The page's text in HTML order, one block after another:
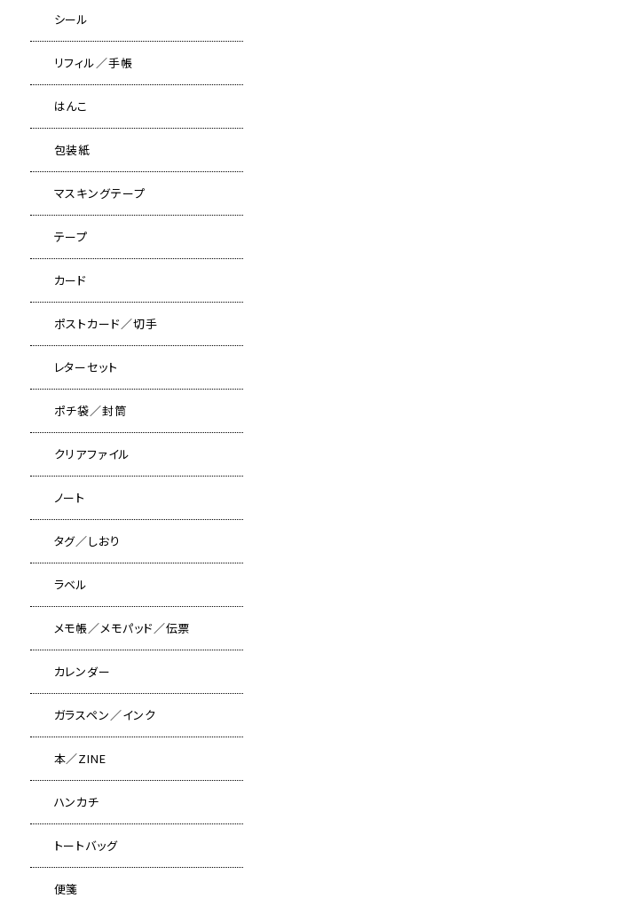
シール
リフィル／手帳
はんこ
包装紙
マスキングテープ
テープ
カード
ポストカード／切手
レターセット
ポチ袋／封筒
クリアファイル
ノート
タグ／しおり
ラベル
メモ帳／メモパッド／伝票
カレンダー
ガラスペン／インク
本／ZINE
ハンカチ
トートバッグ
便箋